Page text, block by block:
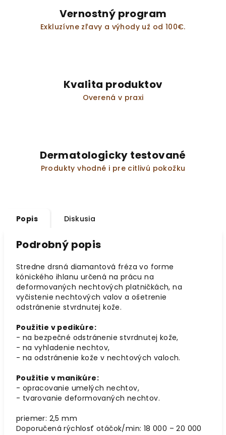
Vernostný program
Exkluzívne zľavy a výhody už od 100€.
Kvalita produktov
Overená v praxi
Dermatologicky testované
Produkty vhodné i pre citlivú pokožku
Popis Diskusia
Podrobný popis
Stredne drsná diamantová fréza vo forme
kónického ihlanu určená na prácu na
deformovaných nechtových platničkách, na
vyčistenie nechtových valov a ošetrenie
odstránenie stvrdnutej kože.
Použitie v pedikúre:
- na bezpečné odstránenie stvrdnutej kože,
- na vyhladenie nechtov,
- na odstránenie kože v nechtových valoch.
Použitie v manikúre:
- opracovanie umelých nechtov,
- tvarovanie deformovaných nechtov.
priemer: 2,5 mm
Doporučená rýchlosť otáčok/min: 18 000 – 20 000